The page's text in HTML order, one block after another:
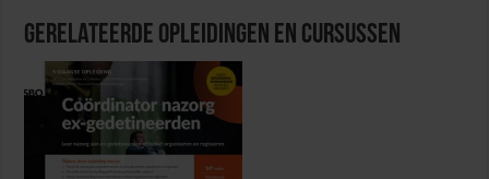
Gerelateerde Opleidingen en Cursussen